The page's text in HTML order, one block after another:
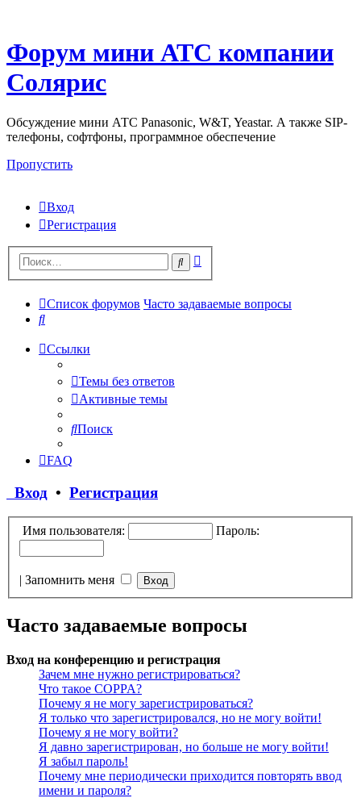
Форум мини АТС компании
Солярис
Обсуждение мини АТС Panasonic, W&T, Yeastar. А также SIP-
телефоны, софтфоны, программное обеспечение
Пропустить
Вход
Регистрация
Поиск
Список форумов Часто задаваемые вопросы
Поиск
Ссылки
Темы без ответов
Активные темы
Поиск
FAQ
Вход • Регистрация
Имя пользователя: Пароль:
| Запомнить меня
Часто задаваемые вопросы
Вход на конференцию и регистрация
Зачем мне нужно регистрироваться?
Что такое COPPA?
Почему я не могу зарегистрироваться?
Я только что зарегистрировался, но не могу войти!
Почему я не могу войти?
Я давно зарегистрирован, но больше не могу войти!
Я забыл пароль!
Почему мне периодически приходится повторять ввод
имени и пароля?